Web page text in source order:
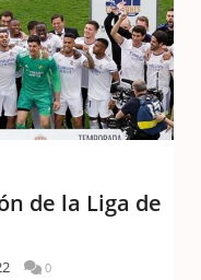
de la Liga de
0